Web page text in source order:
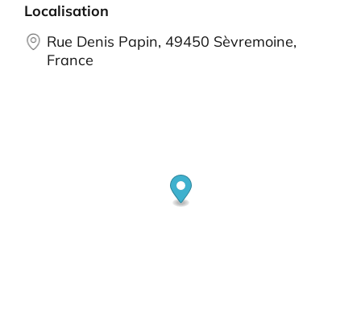
Localisation
Rue Denis Papin, 49450 Sèvremoine,
France